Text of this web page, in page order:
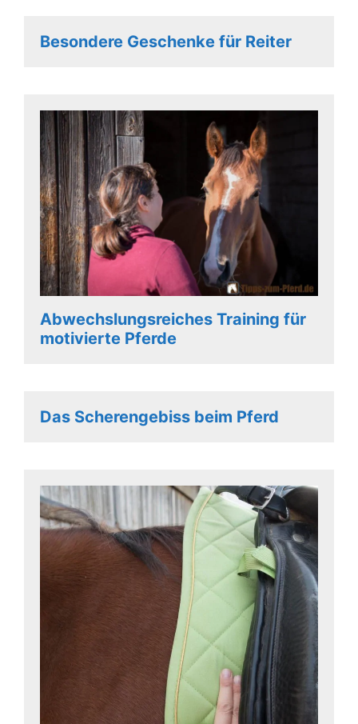
Besondere Geschenke für Reiter
Abwechslungsreiches Training für
motivierte Pferde
Das Scherengebiss beim Pferd